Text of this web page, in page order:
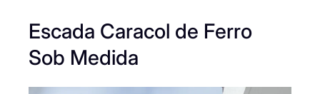
Escada Caracol de Ferro
Sob Medida